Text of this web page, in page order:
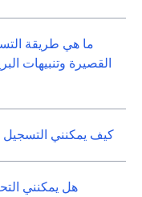
ما هي طريقة
القصيرة وتنبيهات
كيف يمكنني
هل يمكنني